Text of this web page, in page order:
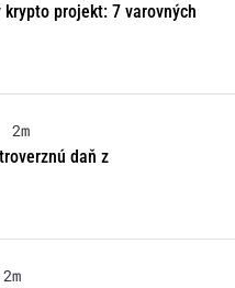
projekt: 7 varovných
2m
daň z
2m